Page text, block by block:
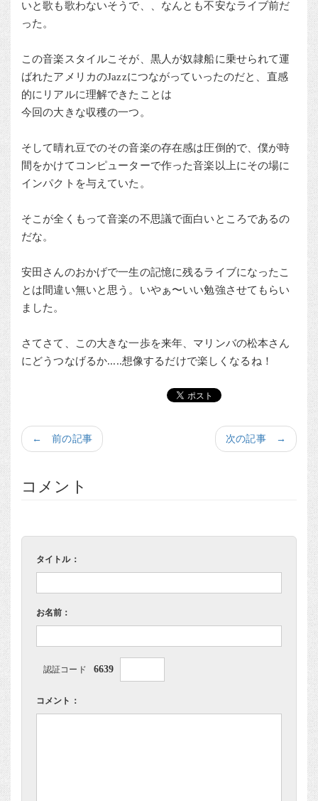
いと歌も歌わないそうで、、なんとも不安なライブ前だ
った。
この音楽スタイルこそが、黒人が奴隷船に乗せられて運
ばれたアメリカのJazzにつながっていったのだと、直感
的にリアルに理解できたことは
今回の大きな収穫の一つ。
そして晴れ豆でのその音楽の存在感は圧倒的で、僕が時
間をかけてコンピューターで作った音楽以上にその場に
インパクトを与えていた。
そこが全くもって音楽の不思議で面白いところであるの
だな。
安田さんのおかげで一生の記憶に残るライブになったこ
とは間違い無いと思う。いやぁ〜いい勉強させてもらい
ました。
さてさて、この大きな一歩を来年、マリンバの松本さん
にどうつなげるか.....想像するだけで楽しくなるね！
次の記事 →
← 前の記事
コメント
タイトル：
お名前：
認証コード 6639
コメント：